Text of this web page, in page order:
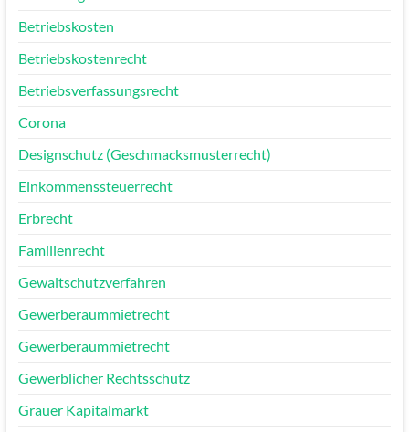
Betriebskosten
Betriebskostenrecht
Betriebsverfassungsrecht
Corona
Designschutz (Geschmacksmusterrecht)
Einkommenssteuerrecht
Erbrecht
Familienrecht
Gewaltschutzverfahren
Gewerberaummietrecht
Gewerberaummietrecht
Gewerblicher Rechtsschutz
Grauer Kapitalmarkt